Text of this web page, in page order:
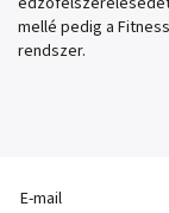
mellé pedig a
rendszer.
E-mail